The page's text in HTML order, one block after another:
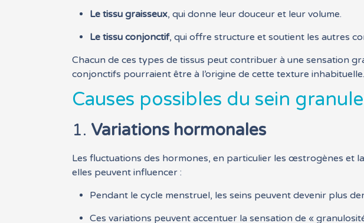
Le tissu graisseux, qui donne leur douceur et leur volume.
Le tissu conjonctif, qui offre structure et soutient les autres
Chacun de ces types de tissus peut contribuer à une sensation
conjonctifs pourraient être à l’origine de cette texture inhabituelle.
Causes possibles du sein
1. Variations hormonales
Les fluctuations des hormones, en particulier les œstrogènes et
elles peuvent influencer :
Pendant le cycle menstruel, les seins peuvent devenir plus
Ces variations peuvent accentuer la sensation de «